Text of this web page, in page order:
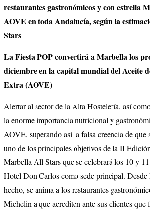
restaurantes gastronómicos y con estrella
AOVE en toda Andalucía, según la
Stars
La Fiesta POP convertirá a Marbella los
diciembreen lacapital mundialdelAceite
Extra(AOVE)
Alertar al sector de la Alta Hostelería, así
la enorme importancia nutricional y
AOVE, superando así la falsa creencia de que
uno de los principales objetivos de la II
Marbella All Stars que se celebrará los 10 y
Hotel Don Carlos como sede principal.
hecho, seanima a los restaurantes
Michelin a que acrediten ante sus clientes